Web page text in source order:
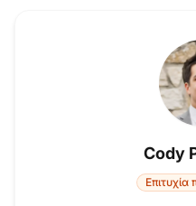
Cody